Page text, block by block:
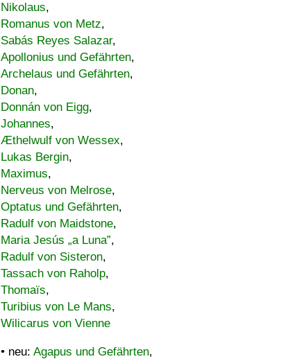
Nikolaus,
Romanus von Metz,
Sabás Reyes Salazar,
Apollonius und Gefährten,
Archelaus und Gefährten,
Donan,
Donnán von Eigg,
Johannes,
Æthelwulf von Wessex,
Lukas Bergin,
Maximus,
Nerveus von Melrose,
Optatus und Gefährten,
Radulf von Maidstone,
Maria Jesús „a Luna”,
Radulf von Sisteron,
Tassach von Raholp,
Thomaïs,
Turibius von Le Mans,
Wilicarus von Vienne
• neu: Agapus und Gefährten,